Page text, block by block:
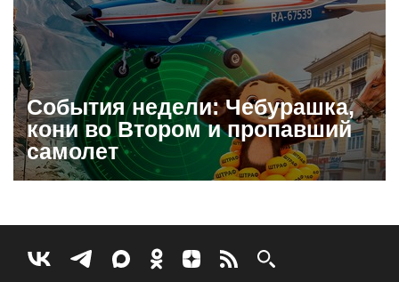
События недели: Чебурашка,
кони во Втором и пропавший
самолет